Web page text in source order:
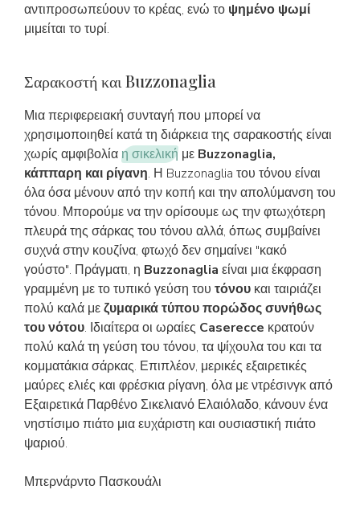
αντιπροσωπεύουν το κρέας, ενώ το ψημένο ψωμί
μιμείται το τυρί.
Σαρακοστή και Buzzonaglia
Μια περιφερειακή συνταγή που μπορεί να
χρησιμοποιηθεί κατά τη διάρκεια της σαρακοστής είναι
χωρίς αμφιβολίαη σικελική με Buzzonaglia,
κάππαρη και ρίγανη. Η Buzzonaglia του τόνου είναι
όλα όσα μένουν από την κοπή και την απολύμανση του
τόνου. Μπορούμε να την ορίσουμε ως την φτωχότερη
πλευρά της σάρκας του τόνου αλλά, όπως συμβαίνει
συχνά στην κουζίνα, φτωχό δεν σημαίνει "κακό
γούστο". Πράγματι, η Buzzonaglia είναι μια έκφραση
γραμμένη με το τυπικό γεύση του τόνου και ταιριάζει
πολύ καλά μεζυμαρικά τύπου πορώδος συνήθως
του νότου. Ιδιαίτερα οι ωραίες Caserecce κρατούν
πολύ καλά τη γεύση του τόνου, τα ψίχουλα του και τα
κομματάκια σάρκας. Επιπλέον, μερικές εξαιρετικές
μαύρες ελιές και φρέσκια ρίγανη, όλα με ντρέσινγκ από
Εξαιρετικά Παρθένο Σικελιανό Ελαιόλαδο, κάνουν ένα
νηστίσιμο πιάτο μια ευχάριστη και ουσιαστική πιάτο
ψαριού.
Μπερνάρντο Πασκουάλι